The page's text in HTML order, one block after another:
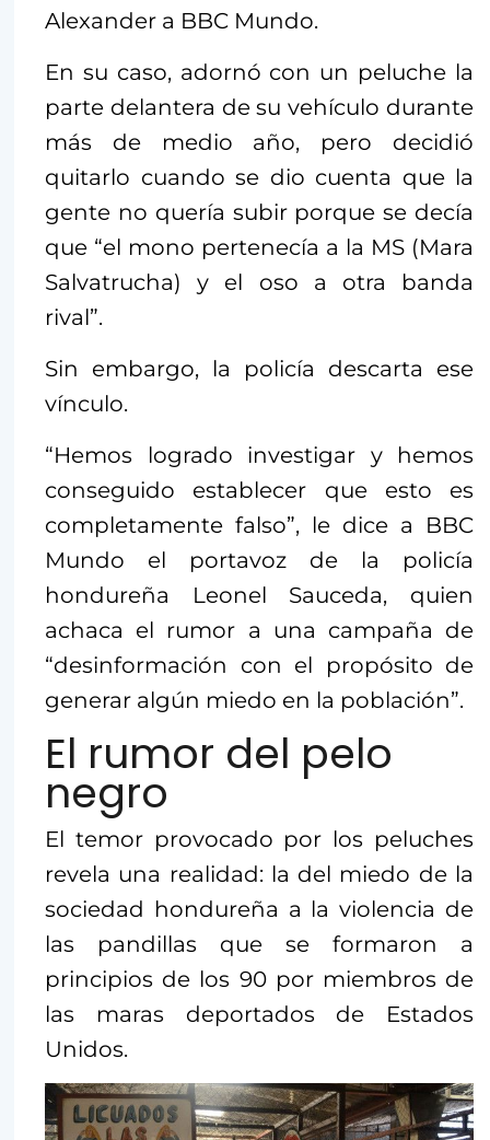
Alexander a BBC Mundo.
En su caso, adornó con un peluche la
parte delantera de su vehículo durante
más de medio año, pero decidió
quitarlo cuando se dio cuenta que la
gente no quería subir porque se decía
que “el mono pertenecía a la MS (Mara
Salvatrucha) y el oso a otra banda
rival”.
Sin embargo, la policía descarta ese
vínculo.
“Hemos logrado investigar y hemos
conseguido establecer que esto es
completamente falso”, le dice a BBC
Mundo el portavoz de la policía
hondureña Leonel Sauceda, quien
achaca el rumor a una campaña de
“desinformación con el propósito de
generar algún miedo en la población”.
El rumor del pelo
negro
El temor provocado por los peluches
revela una realidad: la del miedo de la
sociedad hondureña a la violencia de
las pandillas que se formaron a
principios de los 90 por miembros de
las maras deportados de Estados
Unidos.